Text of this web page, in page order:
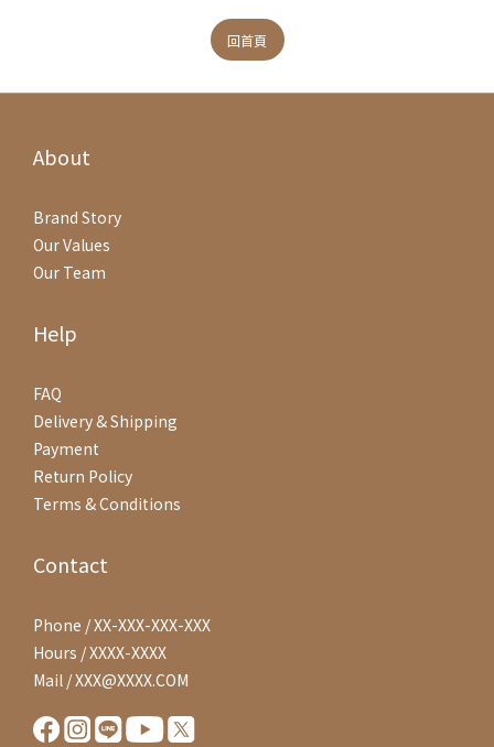
回首頁
About
Brand Story
Our Values
Our Team
Help
FAQ
Delivery & Shipping
Payment
Return Policy
Terms & Conditions
Contact
Phone / XX-XXX-XXX-XXX
Hours / XXXX-XXXX
Mail / XXX@XXXX.COM